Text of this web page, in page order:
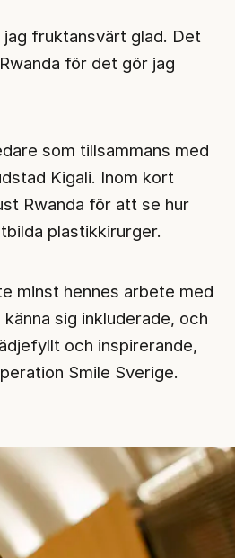
fruktansvärt glad. Det
för det gör jag
som tillsammans med
Kigali. Inom kort
Rwanda för att se hur
plastikkirurger.
minst hennes arbete med
sig inkluderade, och
och inspirerande,
Smile Sverige.